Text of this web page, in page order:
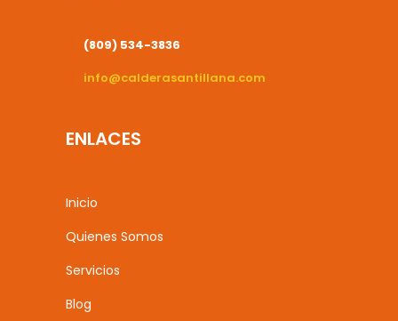
(809) 534-3836
info@calderasantillana.com
ENLACES
Inicio
Quienes Somos
Servicios
Blog